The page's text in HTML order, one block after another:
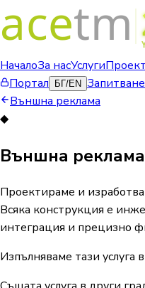
НачалоЗа насУслуги
Портал
БГ/EN
Външна реклама
◆
Външна
Проектираме и
Всяка конструкция е
интеграция и прецизно
Изпълняваме тази